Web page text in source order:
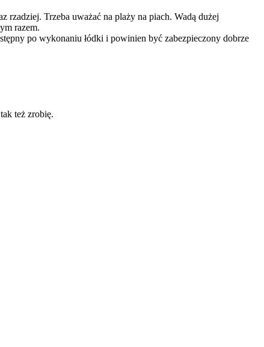
rzadziej. Trzeba uważać na plaży na piach. Wadą dużej
razem.
po wykonaniu łódki i powinien być zabezpieczony dobrze
też zrobię.